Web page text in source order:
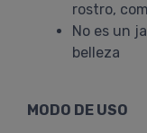
rostro,
No es un
belleza
MODO DE USO